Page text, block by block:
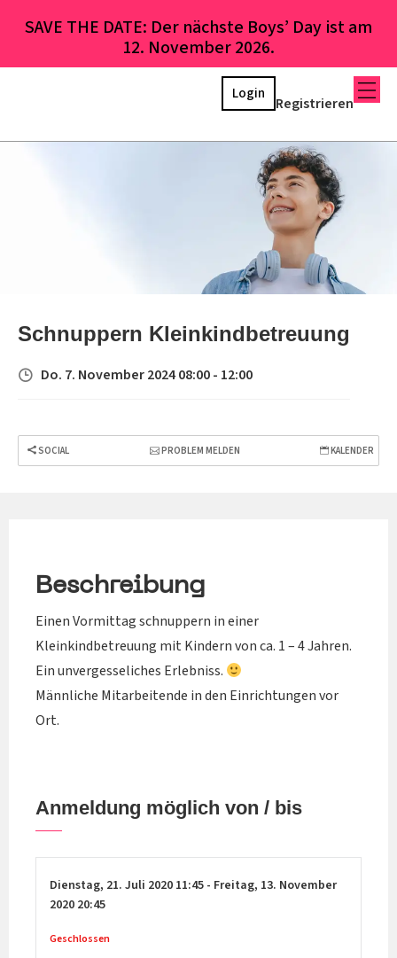
SAVE THE DATE: Der nächste Boys’ Day ist am
12. November 2026.
Registrieren
Login
Schnuppern Kleinkindbetreuung
Do. 7. November 2024 08:00 - 12:00
SOCIAL PROBLEM MELDEN KALENDER
Beschreibung
Einen Vormittag schnuppern in einer
Kleinkindbetreuung mit Kindern von ca. 1 – 4 Jahren.
Ein unvergesseliches Erlebniss.
Männliche Mitarbeitende in den Einrichtungen vor
Ort.
Anmeldung möglich von / bis
Dienstag, 21. Juli 2020 11:45 - Freitag, 13. November
2020 20:45
Geschlossen